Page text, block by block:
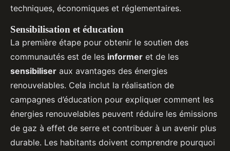
techniques, économiques et réglementaires.
Sensibilisation et éducation
La première étape pour obtenir le soutien des
communautés est de les informer et de les
sensibiliser aux avantages des énergies
renouvelables. Cela inclut la réalisation de
campagnes d’éducation pour expliquer comment les
énergies renouvelables peuvent réduire les émissions
de gaz à effet de serre et contribuer à un avenir plus
durable. Les habitants doivent comprendre pourquoi